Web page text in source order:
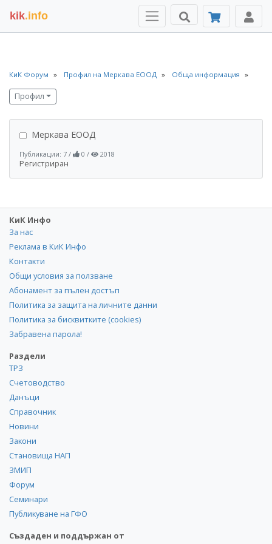
kik.info
КиК Форум Профил на Меркава ЕООД Обща информация
Профил
Меркава ЕООД
Публикации: 7 / 0 / 2018
Регистриран
КиК Инфо
За нас
Реклама в КиК Инфо
Контакти
Общи условия за ползване
Абонамент за пълен достъп
Политика за защита на личните данни
Политика за бисквитките (cookies)
Забравена парола!
Раздели
ТРЗ
Счетоводство
Данъци
Справочник
Новини
Закони
Становища НАП
ЗМИП
Форум
Семинари
Публикуване на ГФО
Създаден и поддържан от